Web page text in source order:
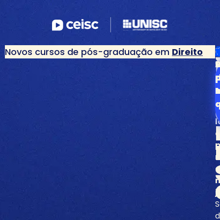
Novos cursos de pós-graduação em Direito